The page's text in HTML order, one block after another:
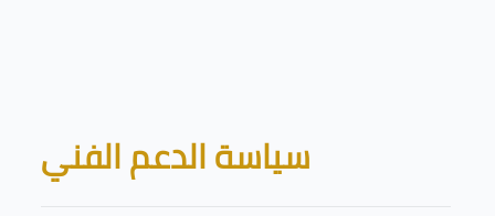
Blocks
سياسة الدعم الفني